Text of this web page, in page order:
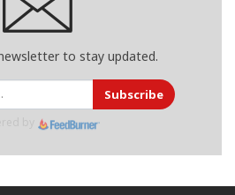
to stay updated.
Subscribe